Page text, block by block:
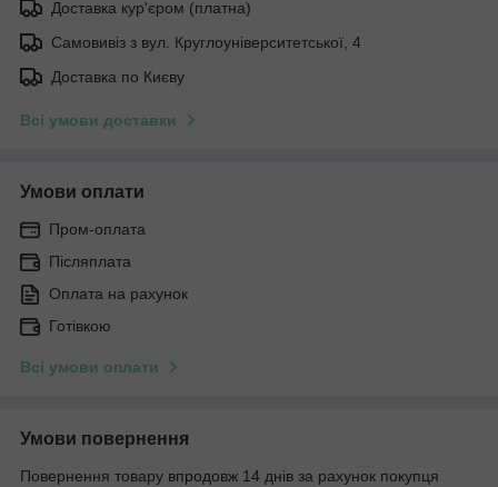
Доставка кур'єром (платна)
Самовивіз з вул. Круглоуніверситетської, 4
Доставка по Києву
Всі умови доставки
Умови оплати
Пром-оплата
Післяплата
Оплата на рахунок
Готівкою
Всі умови оплати
Умови повернення
Повернення товару впродовж 14 днів за рахунок покупця